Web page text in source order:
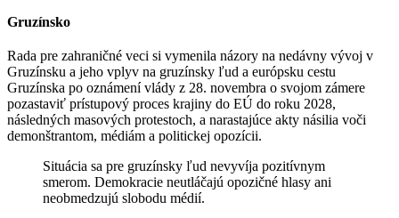
Gruzínsko
Rada pre zahraničné veci si vymenila názory na nedávny vývoj v
Gruzínsku a jeho vplyv na gruzínsky ľud a európsku cestu
Gruzínska po oznámení vlády z 28. novembra o svojom zámere
pozastaviť prístupový proces krajiny do EÚ do roku 2028,
následných masových protestoch, a narastajúce akty násilia voči
demonštrantom, médiám a politickej opozícii.
Situácia sa pre gruzínsky ľud nevyvíja pozitívnym
smerom. Demokracie neutláčajú opozičné hlasy ani
neobmedzujú slobodu médií.